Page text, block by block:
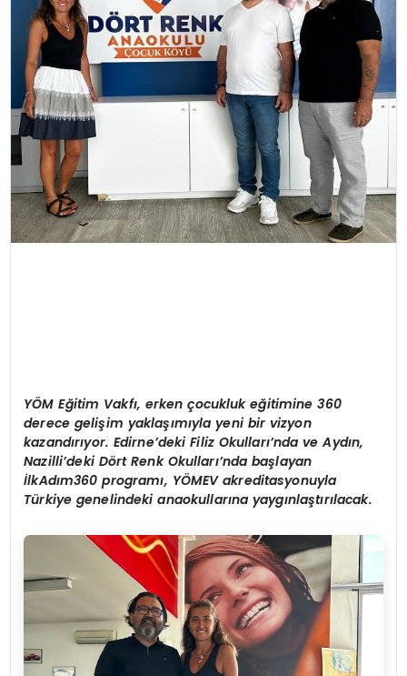
SPOR
YAŞAM
YÖM Eğitim Vakfı, erken çocukluk eğitimine 360
derece gelişim yaklaşımıyla yeni bir vizyon
kazandırıyor. Edirne’deki Filiz Okulları’nda ve Aydın,
Nazilli’deki Dört Renk Okulları’nda başlayan
İlkAdım360 programı, YÖMEV akreditasyonuyla
Türkiye genelindeki anaokullarına yaygınlaştırılacak.